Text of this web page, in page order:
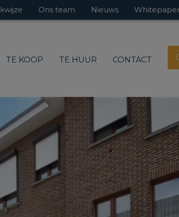
Ons team Nieuws
TE KOOP TE HUUR CONTACT